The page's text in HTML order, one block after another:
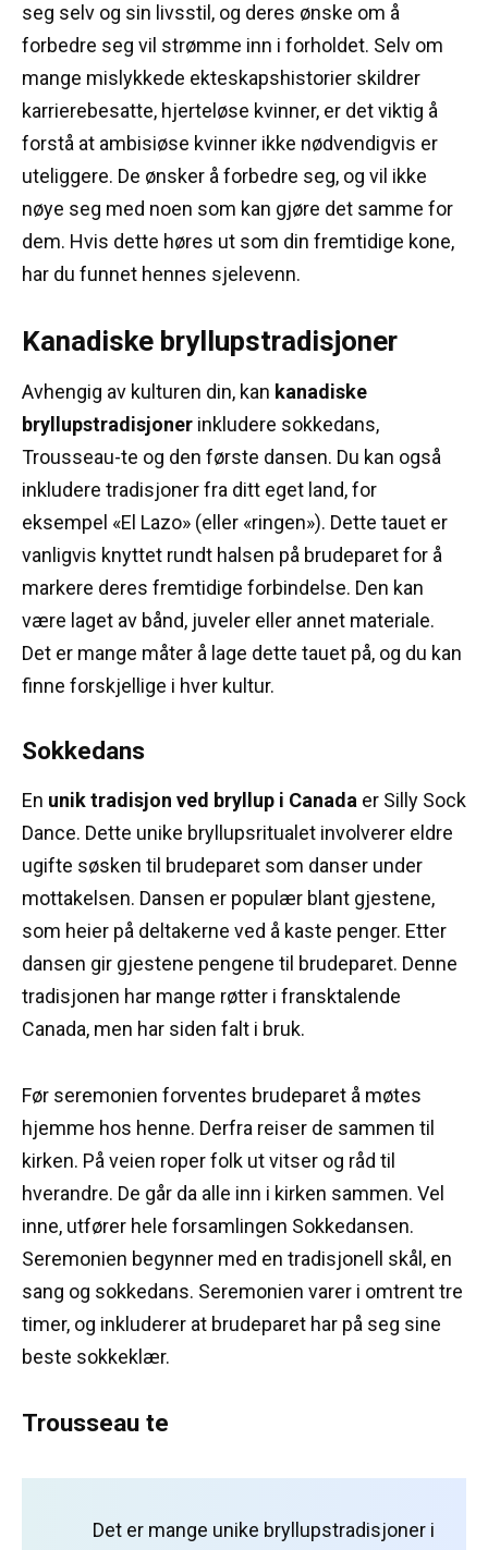
seg selv og sin livsstil, og deres ønske om å
forbedre seg vil strømme inn i forholdet. Selv om
mange mislykkede ekteskapshistorier skildrer
karrierebesatte, hjerteløse kvinner, er det viktig å
forstå at ambisiøse kvinner ikke nødvendigvis er
uteliggere. De ønsker å forbedre seg, og vil ikke
nøye seg med noen som kan gjøre det samme for
dem. Hvis dette høres ut som din fremtidige kone,
har du funnet hennes sjelevenn.
Kanadiske bryllupstradisjoner
Avhengig av kulturen din, kan kanadiske
bryllupstradisjoner inkludere sokkedans,
Trousseau-te og den første dansen. Du kan også
inkludere tradisjoner fra ditt eget land, for
eksempel «El Lazo» (eller «ringen»). Dette tauet er
vanligvis knyttet rundt halsen på brudeparet for å
markere deres fremtidige forbindelse. Den kan
være laget av bånd, juveler eller annet materiale.
Det er mange måter å lage dette tauet på, og du kan
finne forskjellige i hver kultur.
Sokkedans
En unik tradisjon ved bryllup i Canada er Silly Sock
Dance. Dette unike bryllupsritualet involverer eldre
ugifte søsken til brudeparet som danser under
mottakelsen. Dansen er populær blant gjestene,
som heier på deltakerne ved å kaste penger. Etter
dansen gir gjestene pengene til brudeparet. Denne
tradisjonen har mange røtter i fransktalende
Canada, men har siden falt i bruk.
Før seremonien forventes brudeparet å møtes
hjemme hos henne. Derfra reiser de sammen til
kirken. På veien roper folk ut vitser og råd til
hverandre. De går da alle inn i kirken sammen. Vel
inne, utfører hele forsamlingen Sokkedansen.
Seremonien begynner med en tradisjonell skål, en
sang og sokkedans. Seremonien varer i omtrent tre
timer, og inkluderer at brudeparet har på seg sine
beste sokkeklær.
Trousseau te
Det er mange unike bryllupstradisjoner i